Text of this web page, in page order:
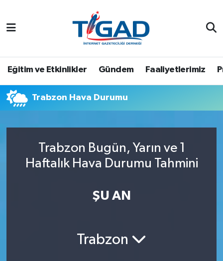
Eğitim ve Etkinlikler Gündem Faaliyetlerimiz
Trabzon Hava Durumu
Trabzon Bugün, Yarın ve 1
Haftalık Hava Durumu Tahmini
ŞU AN
Trabzon
Nöbetçi Eczaneler
Tüm Manşetler
Son Dakika Haberleri